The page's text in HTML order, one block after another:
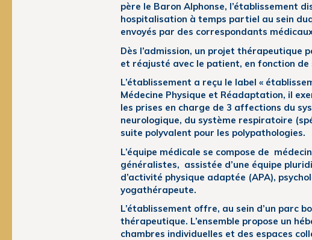
père le Baron Alphonse, l’établissement
hospitalisation à temps partiel au sein
envoyés par des correspondants
Dès l’admission, un projet thérapeutique
et réajusté avec le patient, en fonction
L’établissement a reçu le label «
Médecine Physique et Réadaptation, il
les prises en charge de 3 affections du
neurologique, du système respiratoire
suite polyvalent pour les polypathologies.
L’équipe médicale se compose de
généralistes, assistée d’une équipe
d’activité physique adaptée (APA),
yogathérapeute.
L’établissement offre, au sein d’un parc
thérapeutique. L’ensemble propose un
chambres individuelles et des espaces